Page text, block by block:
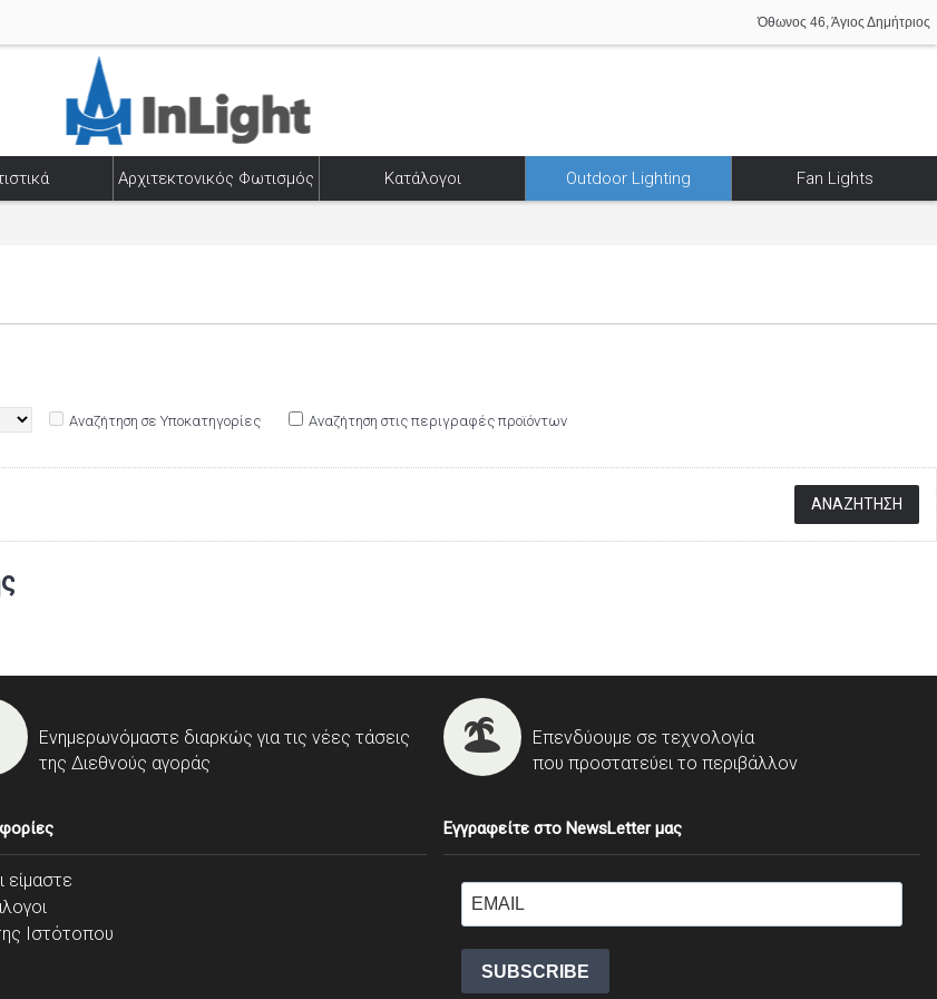
Όθωνος 46, Άγιος Δημήτριος
Αρχιτεκτονικός Φωτισμός Κατάλογοι Outdoor Lighting Fan Lights
Αναζήτηση σε Υποκατηγορίες Αναζήτηση στις περιγραφές προϊόντων
Ενημερωνόμαστε διαρκώς για τις νέες τάσεις
της Διεθνούς αγοράς
Επενδύουμε σε τεχνολογία
που προστατεύει το περιβάλλον
είμαστε
Ιστότοπου
Εγγραφείτε στο NewsLetter μας
SUBSCRIBE